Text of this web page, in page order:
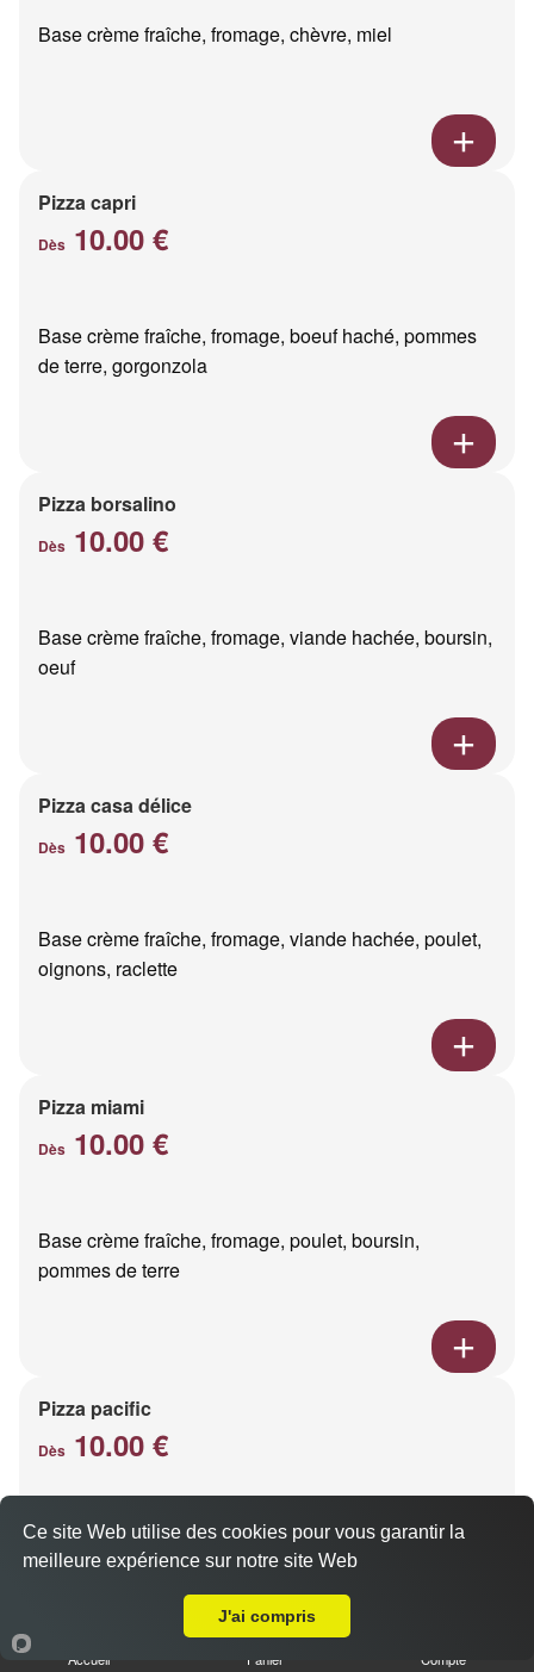
Base crème fraîche, fromage, chèvre, miel
Pizza capri
Dès 10.00 €
Base crème fraîche, fromage, boeuf haché, pommes
de terre, gorgonzola
Pizza borsalino
Dès 10.00 €
Base crème fraîche, fromage, viande hachée, boursin,
oeuf
Pizza casa délice
Dès 10.00 €
Base crème fraîche, fromage, viande hachée, poulet,
oignons, raclette
Pizza miami
Dès 10.00 €
Base crème fraîche, fromage, poulet, boursin,
pommes de terre
Pizza pacific
Dès 10.00 €
Base crème fraîche, fromage, saumon fumé
Accueil Panier Compte
Ce site Web utilise des cookies pour vous garantir la
meilleure expérience sur notre site Web
J'ai compris